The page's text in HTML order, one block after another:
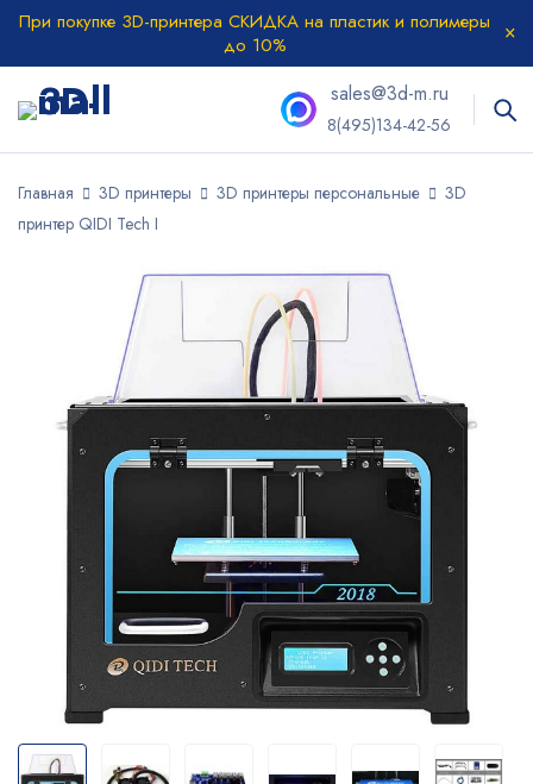
При покупке 3D-принтера СКИДКА на пластик и полимеры
до 10%
sales@3d-m.ru
8(495)134-42-56
Главная 3D принтеры 3D принтеры персональные
3D
принтер QIDI Tech I